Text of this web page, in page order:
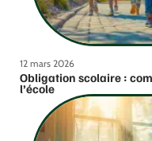
12 mars 2026
Obligation scolaire :
l’école